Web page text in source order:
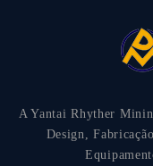
A Yantai Rhyther
Design,